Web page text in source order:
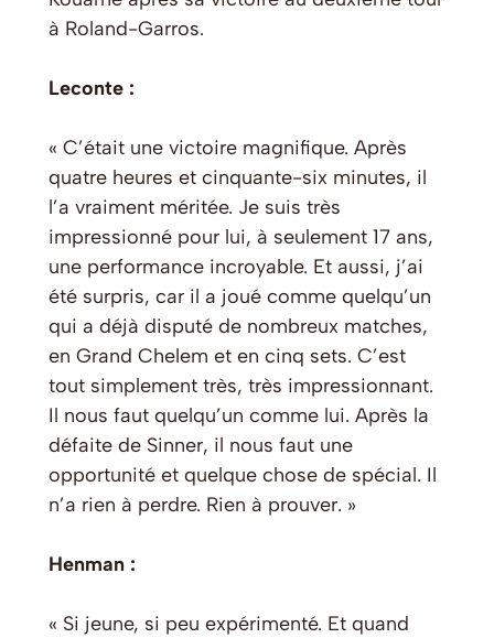
à Roland-Garros.
Leconte :
« C’était une victoire magnifique. Après
quatre heures et cinquante-six minutes, il
l’a vraiment méritée. Je suis très
impressionné pour lui, à seulement 17 ans,
une performance incroyable. Et aussi, j’ai
été surpris, car il a joué comme quelqu’un
qui a déjà disputé de nombreux matches,
en Grand Chelem et en cinq sets. C’est
tout simplement très, très impressionnant.
Il nous faut quelqu’un comme lui. Après la
défaite de Sinner, il nous faut une
opportunité et quelque chose de spécial. Il
n’a rien à perdre. Rien à prouver. »
Henman :
« Si jeune, si peu expérimenté. Et quand